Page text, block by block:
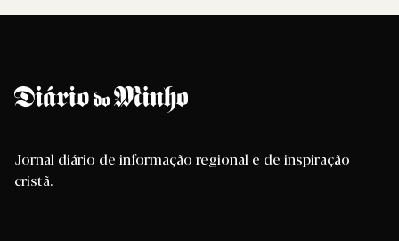
Jornal diário de informação regional e de inspiração
cristã.